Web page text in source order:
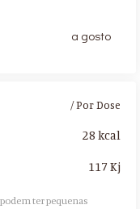
a gosto
/ Por Dose
28 kcal
117 Kj
ter pequenas